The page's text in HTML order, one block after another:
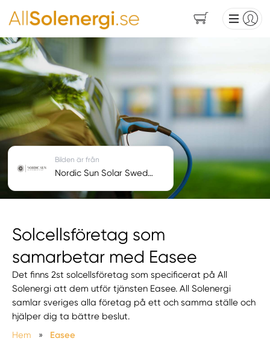
Solcellsföretag som
samarbetar med Easee
Det finns 2st solcellsföretag som specificerat på All
Solenergi att dem utför tjänsten Easee. All Solenergi
samlar sveriges alla företag på ett och samma ställe och
hjälper dig ta bättre beslut.
Hem
» Easee
Bilden är från
Nordic Sun Solar Sweden AB